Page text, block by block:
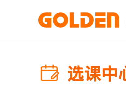
初级职称
ACCA